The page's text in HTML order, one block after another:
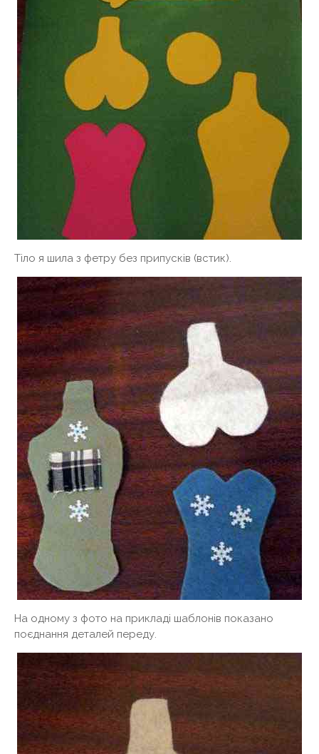
Тіло я шила з фетру без припусків (встик).
На одному з фото на прикладі шаблонів показано
поєднання деталей переду.